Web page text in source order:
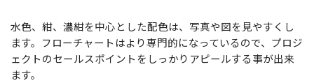
水色、紺、濃紺を中心とした配色は、写真や図を見やすくし
ます。フローチャートはより専門的になっているので、プロジ
ェクトのセールスポイントをしっかりアピールする事が出来
ます。